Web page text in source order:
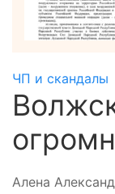
ЧП и скандалы
Алена